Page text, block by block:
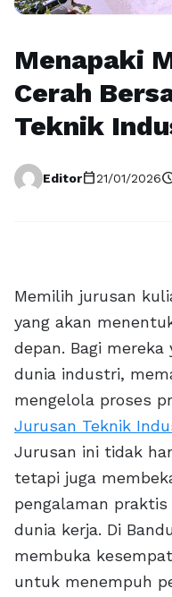
Menapaki
Cerah
Teknik
Editorcalendar_today21/01/2026
Memilih jurusan
yang akan
depan. Bagi
dunia industri,
mengelola proses
Jurusan Teknik
Jurusan ini tidak
tetapi juga
pengalaman
dunia kerja. Di
membuka
untuk menempuh